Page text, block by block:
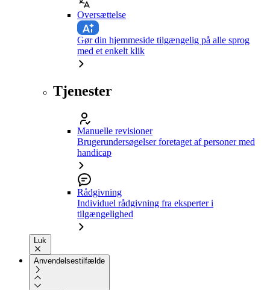
Oversættelse
Gør din hjemmeside tilgængelig på alle sprog
med et enkelt klik
Tjenester
Manuelle revisioner
Brugerundersøgelser foretaget af personer med
handicap
Rådgivning
Individuel rådgivning fra eksperter i
tilgængelighed
Luk
Anvendelsestilfælde